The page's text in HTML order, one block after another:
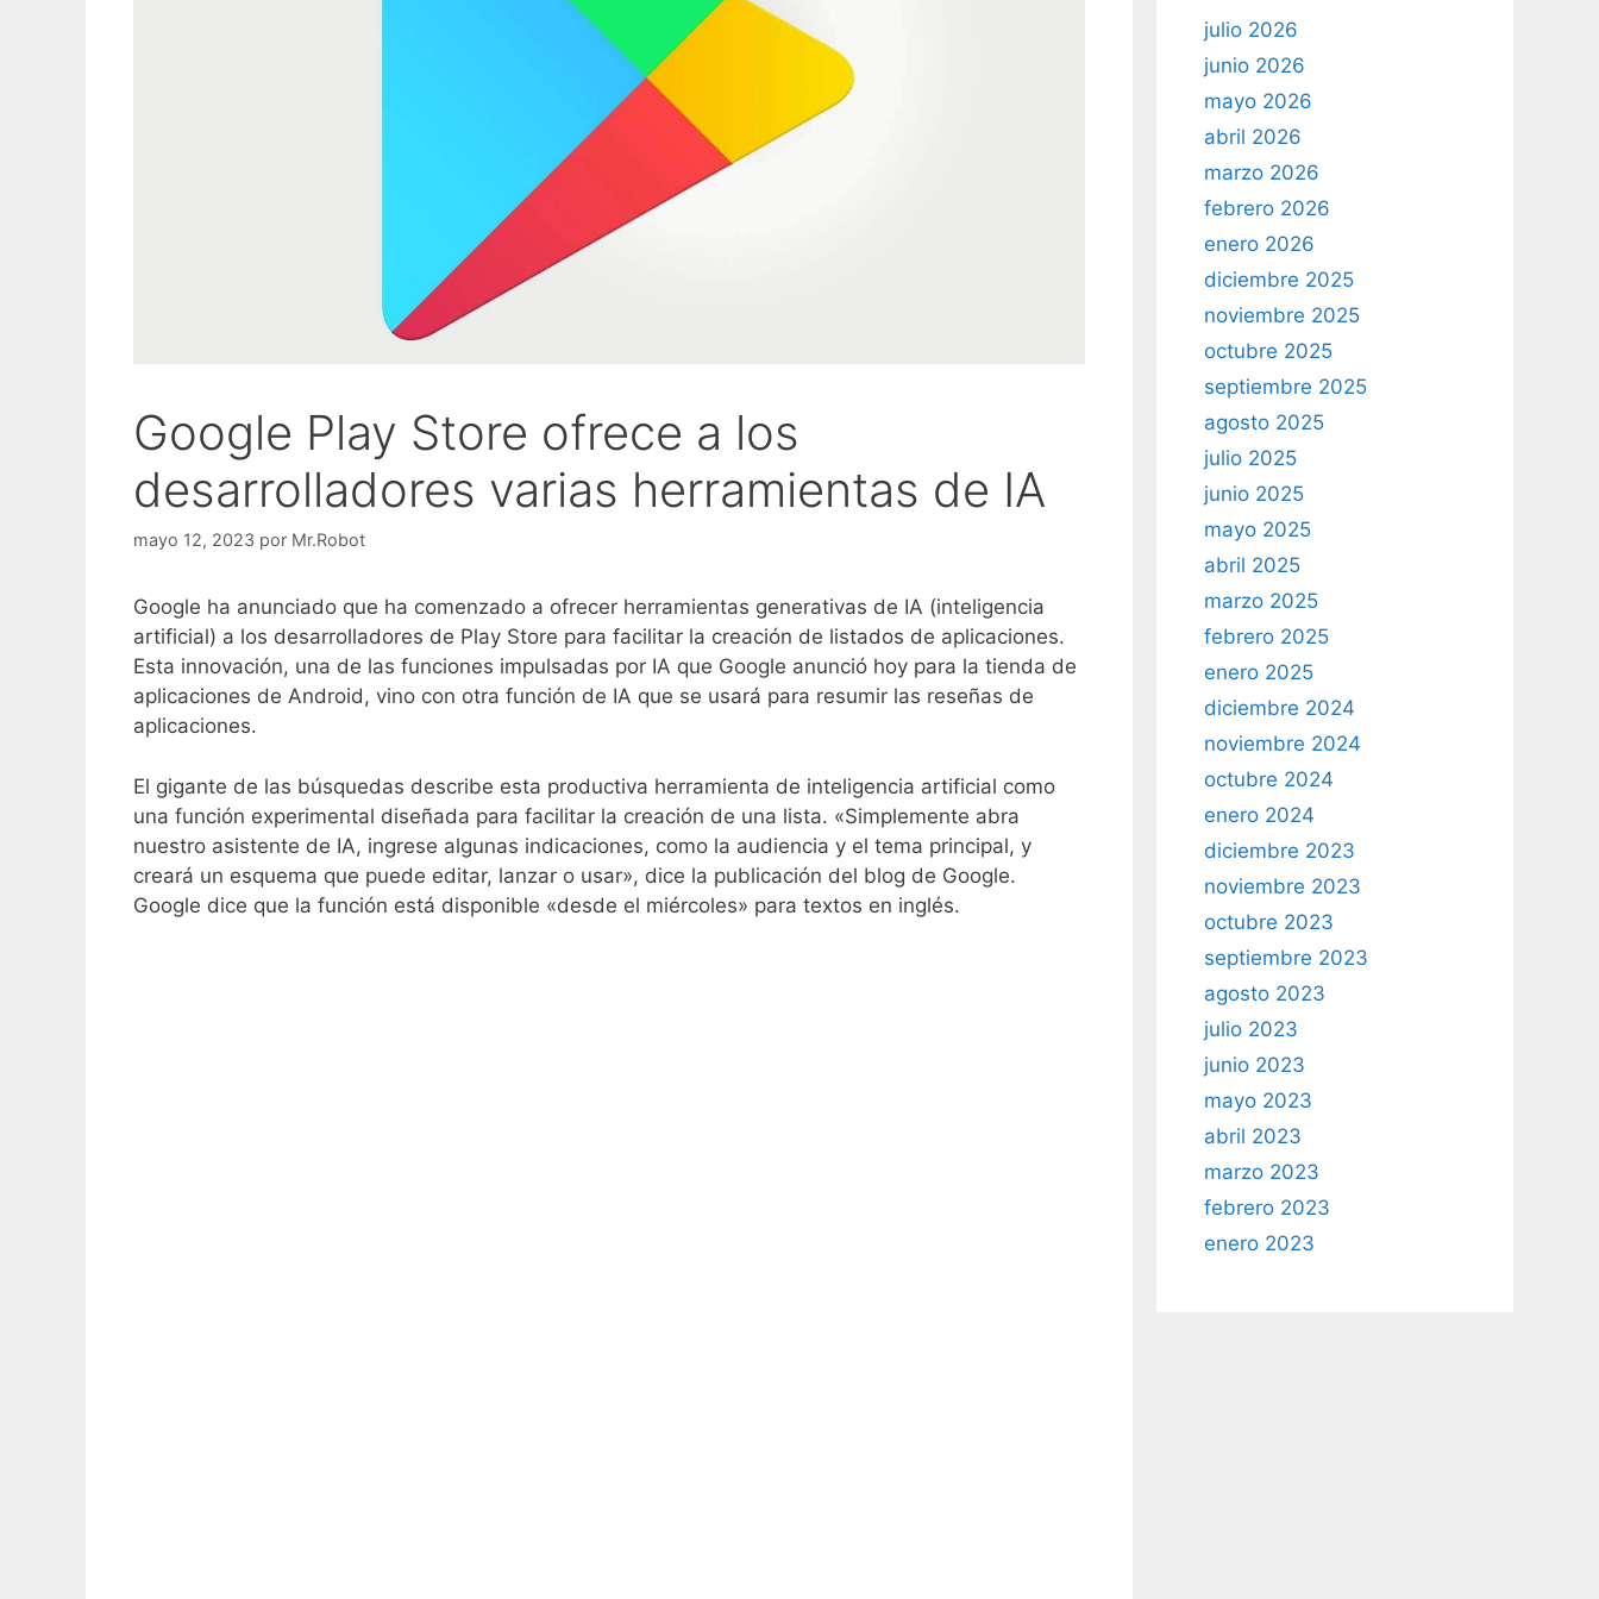
Google Play Store ofrece a los
desarrolladores varias herramientas de IA
mayo 12, 2023 por Mr.Robot
Google ha anunciado que ha comenzado a ofrecer herramientas generativas de IA (inteligencia
artificial) a los desarrolladores de Play Store para facilitar la creación de listados de aplicaciones.
Esta innovación, una de las funciones impulsadas por IA que Google anunció hoy para la tienda de
aplicaciones de Android, vino con otra función de IA que se usará para resumir las reseñas de
aplicaciones.
El gigante de las búsquedas describe esta productiva herramienta de inteligencia artificial como
una función experimental diseñada para facilitar la creación de una lista. «Simplemente abra
nuestro asistente de IA, ingrese algunas indicaciones, como la audiencia y el tema principal, y
creará un esquema que puede editar, lanzar o usar», dice la publicación del blog de Google.
Google dice que la función está disponible «desde el miércoles» para textos en inglés.
julio 2026
junio 2026
mayo 2026
abril 2026
marzo 2026
febrero 2026
enero 2026
diciembre 2025
noviembre 2025
octubre 2025
septiembre 2025
agosto 2025
julio 2025
junio 2025
mayo 2025
abril 2025
marzo 2025
febrero 2025
enero 2025
diciembre 2024
noviembre 2024
octubre 2024
enero 2024
diciembre 2023
noviembre 2023
octubre 2023
septiembre 2023
agosto 2023
julio 2023
junio 2023
mayo 2023
abril 2023
marzo 2023
febrero 2023
enero 2023